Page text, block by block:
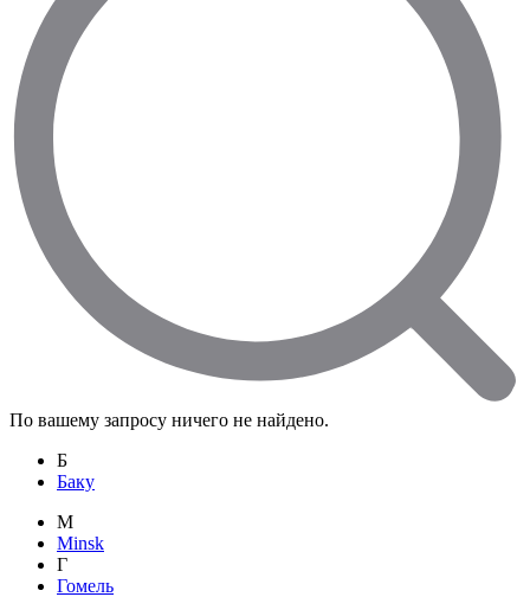
По вашему запросу ничего не найдено.
Б
Баку
M
Minsk
Г
Гомель